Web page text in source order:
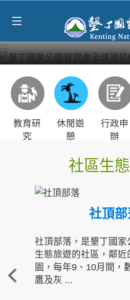
:::
教育研
究
休閒遊
憩
行政申
辦
社區生
社頂
社頂部落，是墾丁國家
生態旅遊的社區，鄰近
園，每年9、10月間，
鷹及灰 ...